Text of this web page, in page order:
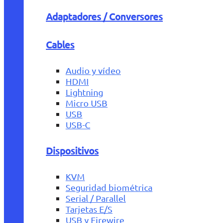
Adaptadores / Conversores
Cables
Audio y vídeo
HDMI
Lightning
Micro USB
USB
USB-C
Dispositivos
KVM
Seguridad biométrica
Serial / Parallel
Tarjetas E/S
USB y Firewire